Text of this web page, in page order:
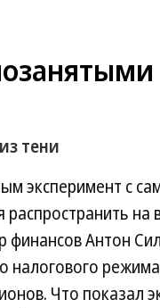
тени
эксперимент с
на
финансов Антон
налогового
Что показал